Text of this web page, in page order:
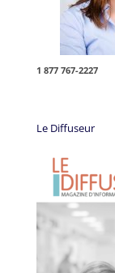
1 877 767-2227
Le Diffuseur